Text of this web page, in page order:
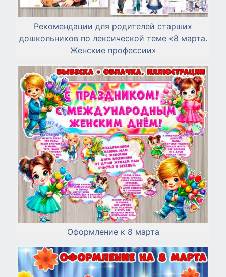
Рекомендации для родителей старших
дошкольников по лексической теме «8 марта.
Женские профессии»
Оформление к 8 марта